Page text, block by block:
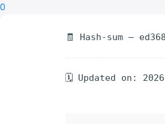
0
🧾 Hash-sum —
🗓 Updated on: